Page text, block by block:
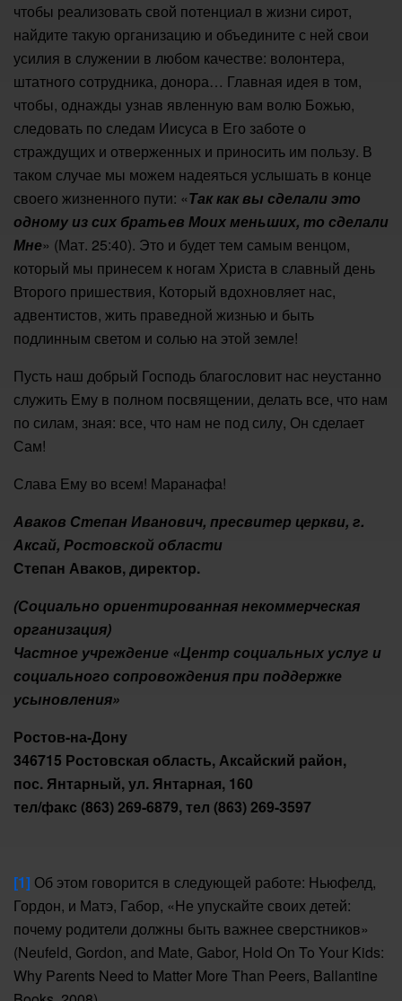
чтобы реализовать свой потенциал в жизни сирот,
найдите такую организацию и объедините с ней свои
усилия в служении в любом качестве: волонтера,
штатного сотрудника, донора… Главная идея в том,
чтобы, однажды узнав явленную вам волю Божью,
следовать по следам Иисуса в Его заботе о
страждущих и отверженных и приносить им пользу. В
таком случае мы можем надеяться услышать в конце
своего жизненного пути: «Так как вы сделали это
одному из сих братьев Моих меньших, то сделали
Мне» (Мат. 25:40). Это и будет тем самым венцом,
который мы принесем к ногам Христа в славный день
Второго пришествия, Который вдохновляет нас,
адвентистов, жить праведной жизнью и быть
подлинным светом и солью на этой земле!
Пусть наш добрый Господь благословит нас неустанно
служить Ему в полном посвящении, делать все, что нам
по силам, зная: все, что нам не под силу, Он сделает
Сам!
Слава Ему во всем! Маранафа!
Аваков Степан Иванович, пресвитер церкви, г.
Аксай, Ростовской области
Степан Аваков, директор.
(Социально ориентированная некоммерческая
организация)
Частное учреждение «Центр социальных услуг и
социального сопровождения при поддержке
усыновления»
Ростов-на-Дону
346715 Ростовская область, Аксайский район,
пос. Янтарный, ул. Янтарная, 160
тел/факс (863) 269-6879, тел (863) 269-3597
[1] Об этом говорится в следующей работе: Ньюфелд,
Гордон, и Матэ, Габор, «Не упускайте своих детей:
почему родители должны быть важнее сверстников»
(Neufeld, Gordon, and Mate, Gabor, Hold On To Your Kids:
Why Parents Need to Matter More Than Peers, Ballantine